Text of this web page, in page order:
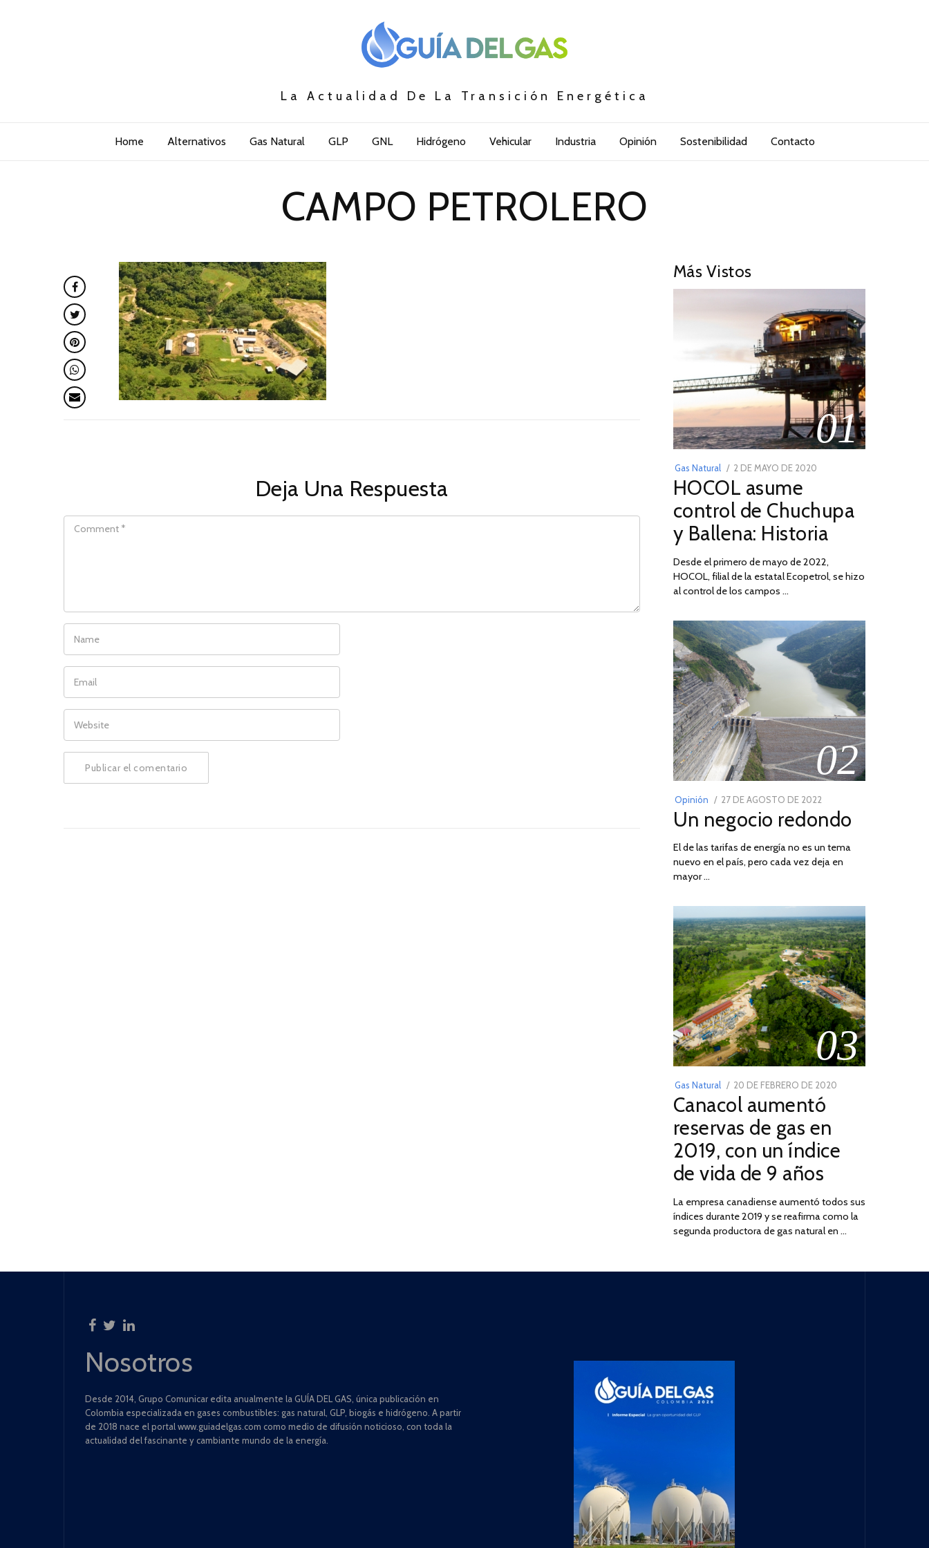
La Actualidad De La Transición Energética
Home Alternativos Gas Natural GLP GNL Hidrógeno Vehicular Industria Opinión Sostenibilidad Contacto
CAMPO PETROLERO
Deja Una Respuesta
Más Vistos
01
Gas Natural
POSTED
ON
2 DE MAYO DE 2020
DE
2026
HOCOL asume
control de Chuchupa
y Ballena: Historia
Desde el primero de mayo de 2022,
HOCOL, filial de la estatal Ecopetrol, se hizo
al control de los campos …
02
Opinión
POSTED
ON
27 DE AGOSTO DE 2022
DE
DE
2022
Un negocio redondo
El de las tarifas de energía no es un tema
nuevo en el país, pero cada vez deja en
mayor …
03
Gas Natural
POSTED
ON
20 DE FEBRERO DE 2020
2025
Canacol aumentó
reservas de gas en
2019, con un índice
de vida de 9 años
La empresa canadiense aumentó todos sus
índices durante 2019 y se reafirma como la
segunda productora de gas natural en …
Nosotros
Desde 2014, Grupo Comunicar edita anualmente la GUÍA DEL GAS, única publicación en
Colombia especializada en gases combustibles: gas natural, GLP, biogás e hidrógeno. A partir
de 2018 nace el portal www.guiadelgas.com como medio de difusión noticioso, con toda la
actualidad del fascinante y cambiante mundo de la energía.